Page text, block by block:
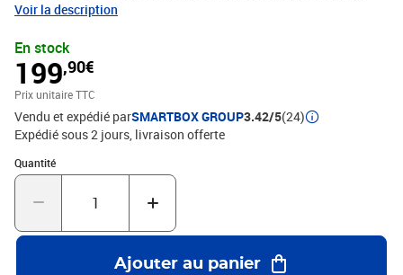
Après 2 tours de reconnaissance en minibus, l’équipe d’Expertpilot
volant du bolide de votre choix : Ferrari 488 GTB, Lamborghini
Huracan ou Porsche 911 GT3. Vous recevrez également en fin
d’activité 1 diplôme attestant de votre performance sur les pistes.
Pied au plancher, conduire ces petits bijoux à un rythme effréné
devient vite un jeu jubilatoire. Sensations fortes garanties lors de
cette expérience grisante !3 tours de circuit au volant d'une Ferrari,
Lamborghini Huracan ou Porsche
Voir la description
En stock
199,90€
Prix unitaire TTC
Vendu et expédié parSMARTBOX GROUP3.42/5(24)
Expédié sous 2 jours livraison offerte
Quantité
Quantité : 1
Ajouter au panier